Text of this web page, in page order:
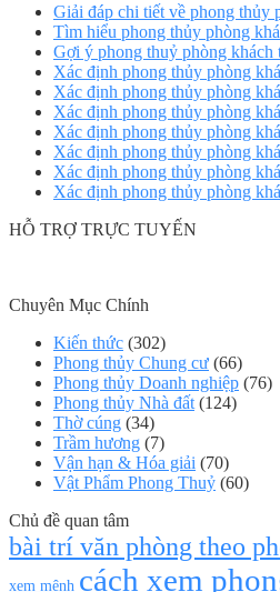
Giải đáp chi tiết về phong thủy
Tìm hiểu phong thủy phòng
Gợi ý phong thuỷ phòng khách
Xác định phong thủy phòng
Xác định phong thủy phòng
Xác định phong thủy phòng
Xác định phong thủy phòng
Xác định phong thủy phòng
Xác định phong thủy phòng
Xác định phong thủy phòng
HỖ TRỢ TRỰC TUYẾN
Chuyên Mục Chính
Kiến thức (302)
Phong thủy Chung cư (66)
Phong thủy Doanh nghiệp (76)
Phong thủy Nhà đất (124)
Thờ cúng (34)
Trầm hương (7)
Vận hạn & Hóa giải (70)
Vật Phẩm Phong Thuỷ (60)
Chủ đề quan tâm
bài trí văn phòng theo
xem mệnh cách xem